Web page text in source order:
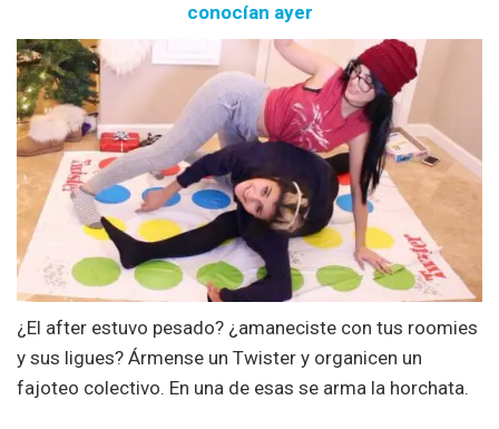
conocían ayer
¿El after estuvo pesado? ¿amaneciste con tus roomies
y sus ligues? Ármense un Twister y organicen un
fajoteo colectivo. En una de esas se arma la horchata.